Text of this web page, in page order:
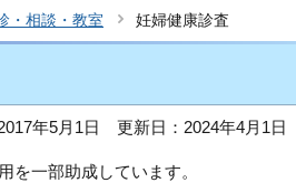
・相談・教室 妊婦健康診査
年5月1日 更新日：2024年4月1日
を一部助成しています。